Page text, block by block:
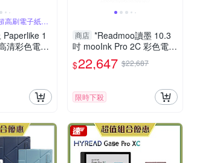
高刷電子紙顯
Paperlike 1
清彩色電子
商店 *Readmoo讀墨 10.3
吋 mooInk Pro 2C 彩色電子
書平板+折疊皮套+365天人
氣暢讀
$22,647 $22,687
限時下殺